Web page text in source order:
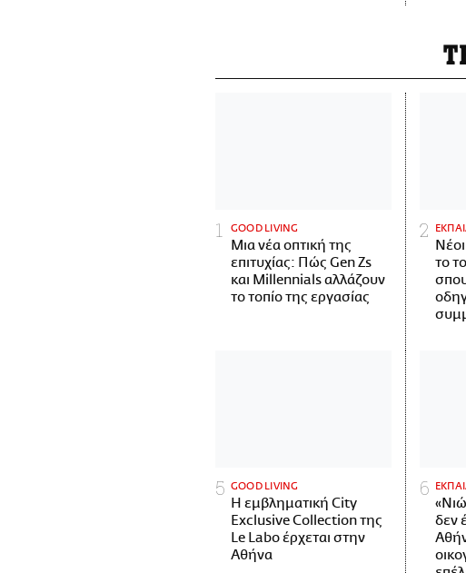
GOOD LIVING
Μια νέα οπτική της
επιτυχίας: Πώς Gen Zs
και Millennials αλλάζουν
το τοπίο της εργασίας
το
GOOD LIVING
Η εμβληματική City
Exclusive Collection της
Le Labo έρχεται στην
Αθήνα
δεν